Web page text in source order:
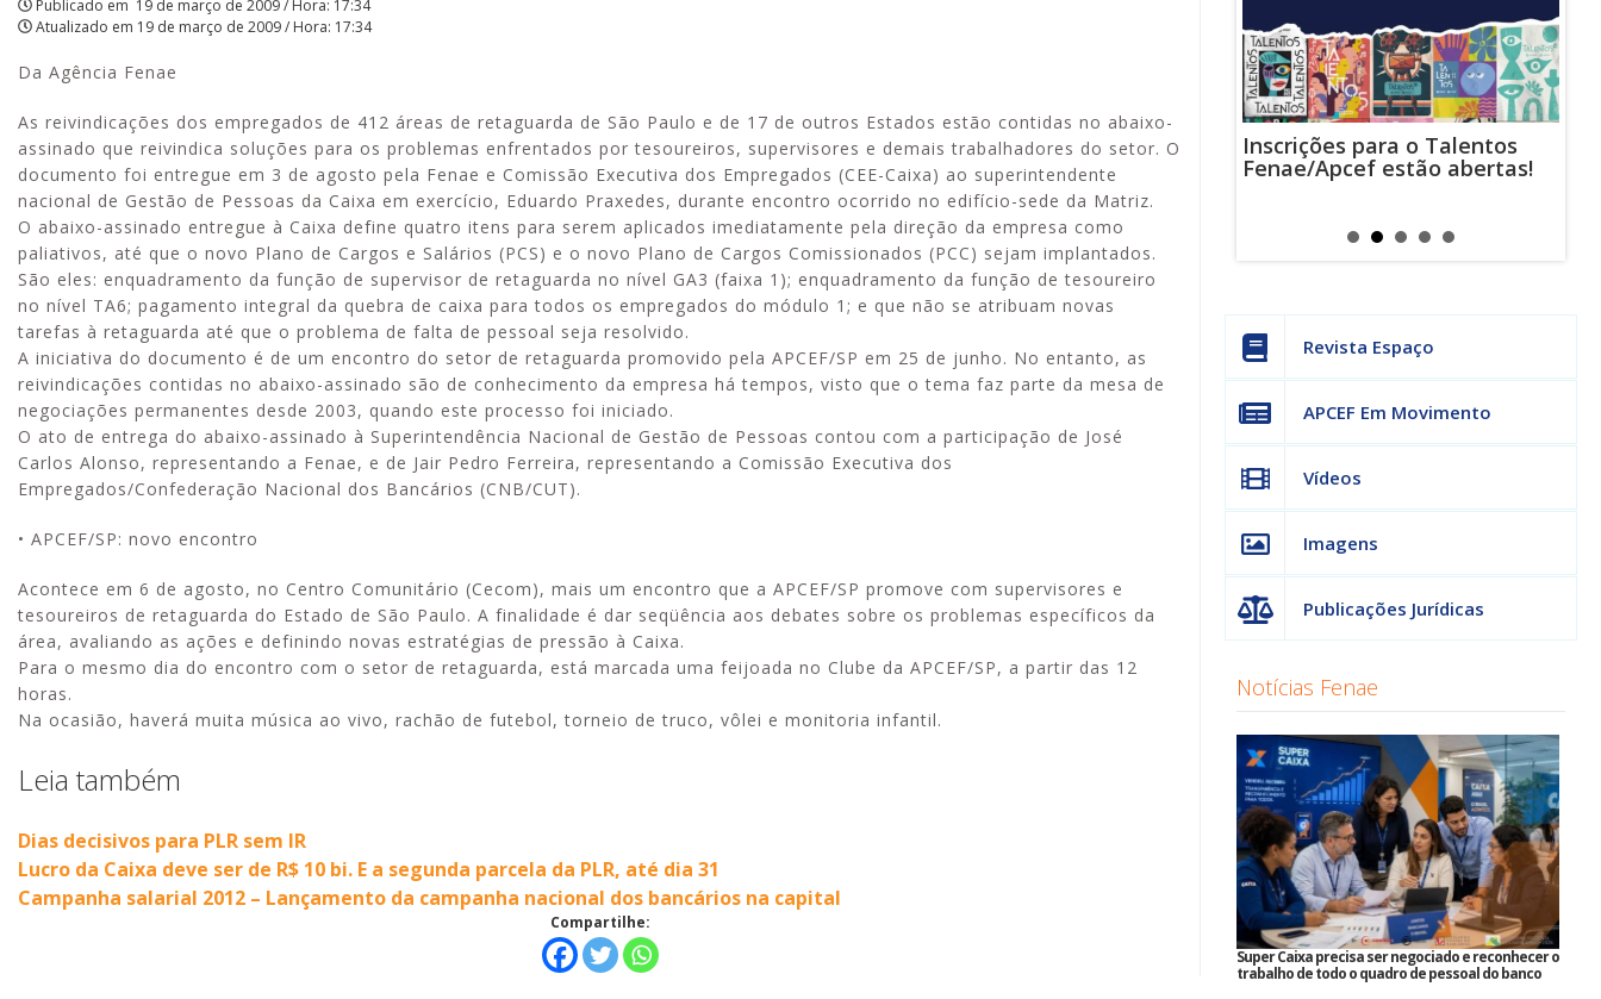
|
APCEF/SP
Publicado em 19 de março de 2009 / Hora: 17:34
Atualizado em 19 de março de 2009 / Hora: 17:34
Da Agência Fenae
As reivindicações dos empregados de 412 áreas de retaguarda de São Paulo e de 17 de outros Estados estão contidas no abaixo-
assinado que reivindica soluções para os problemas enfrentados por tesoureiros, supervisores e demais trabalhadores do setor. O
documento foi entregue em 3 de agosto pela Fenae e Comissão Executiva dos Empregados (CEE-Caixa) ao superintendente
nacional de Gestão de Pessoas da Caixa em exercício, Eduardo Praxedes, durante encontro ocorrido no edifício-sede da Matriz.
O abaixo-assinado entregue à Caixa define quatro itens para serem aplicados imediatamente pela direção da empresa como
paliativos, até que o novo Plano de Cargos e Salários (PCS) e o novo Plano de Cargos Comissionados (PCC) sejam implantados.
São eles: enquadramento da função de supervisor de retaguarda no nível GA3 (faixa 1); enquadramento da função de tesoureiro
no nível TA6; pagamento integral da quebra de caixa para todos os empregados do módulo 1; e que não se atribuam novas
tarefas à retaguarda até que o problema de falta de pessoal seja resolvido.
A iniciativa do documento é de um encontro do setor de retaguarda promovido pela APCEF/SP em 25 de junho. No entanto, as
reivindicações contidas no abaixo-assinado são de conhecimento da empresa há tempos, visto que o tema faz parte da mesa de
negociações permanentes desde 2003, quando este processo foi iniciado.
O ato de entrega do abaixo-assinado à Superintendência Nacional de Gestão de Pessoas contou com a participação de José
Carlos Alonso, representando a Fenae, e de Jair Pedro Ferreira, representando a Comissão Executiva dos
Empregados/Confederação Nacional dos Bancários (CNB/CUT).
• APCEF/SP: novo encontro
Acontece em 6 de agosto, no Centro Comunitário (Cecom), mais um encontro que a APCEF/SP promove com supervisores e
tesoureiros de retaguarda do Estado de São Paulo. A finalidade é dar seqüência aos debates sobre os problemas específicos da
área, avaliando as ações e definindo novas estratégias de pressão à Caixa.
Para o mesmo dia do encontro com o setor de retaguarda, está marcada uma feijoada no Clube da APCEF/SP, a partir das 12
horas.
Na ocasião, haverá muita música ao vivo, rachão de futebol, torneio de truco, vôlei e monitoria infantil.
Leia também
Dias decisivos para PLR sem IR
Lucro da Caixa deve ser de R$ 10 bi. E a segunda parcela da PLR, até dia 31
Campanha salarial 2012 – Lançamento da campanha nacional dos bancários na capital
Compartilhe:
Esporte em movimento:
confira os treinos esportivos
oferecidos pela Apcef/SP
Alerta: golpistas usam
WhatsApp e e-mail para
enviar falsas mensagens
sobre processos judiciais
Inscrições para o Talentos
Fenae/Apcef estão abertas!
Revista Espaço
APCEF Em Movimento
Vídeos
Imagens
Publicações Jurídicas
Notícias Fenae
Super Caixa precisa ser negociado e reconhecer o
trabalho de todo o quadro de pessoal do banco